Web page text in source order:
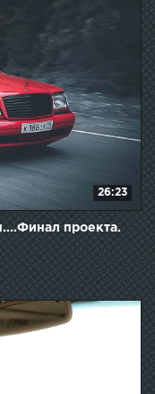
26:23
проекта.